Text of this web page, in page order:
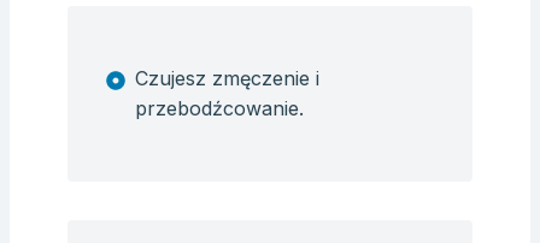
Czujesz zmęczenie i
przebodźcowanie.